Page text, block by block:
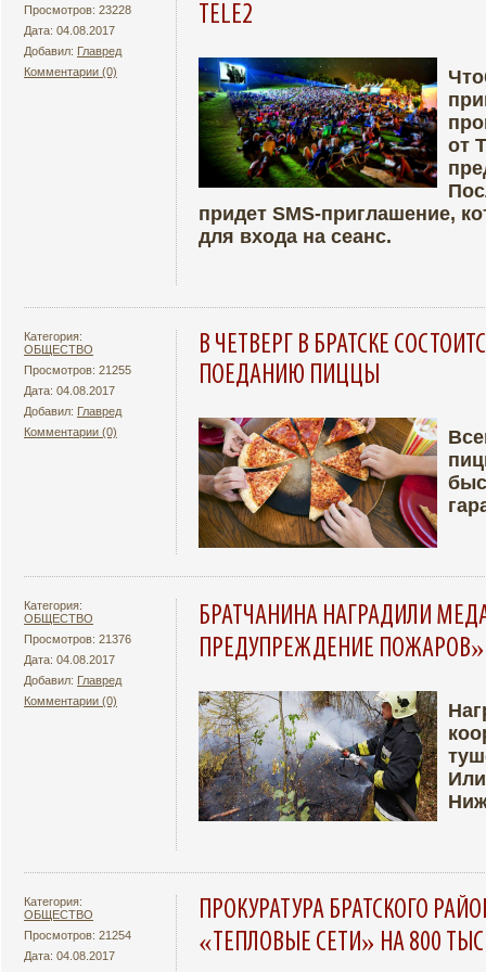
Просмотров: 23228
Дата: 04.08.2017
Добавил: Главред
Комментарии (0)
TELE2
Подробнее
от
придет SMS-приглашение,
для входа на сеанс.
Категория:
ОБЩЕСТВО
Просмотров: 21255
Дата: 04.08.2017
Добавил: Главред
Комментарии (0)
В ЧЕТВЕРГ В БРАТСКЕ
ПОЕДАНИЮ ПИЦЦЫ
Подробнее
Категория:
ОБЩЕСТВО
Просмотров: 21376
Дата: 04.08.2017
Добавил: Главред
Комментарии (0)
БРАТЧАНИНА НАГРАДИЛИ
ПРЕДУПРЕЖДЕНИЕ ПОЖАРОВ»
Подробнее
Категория:
ОБЩЕСТВО
Просмотров: 21254
Дата: 04.08.2017
ПРОКУРАТУРА БРАТСКОГО
«ТЕПЛОВЫЕ СЕТИ» НА 800